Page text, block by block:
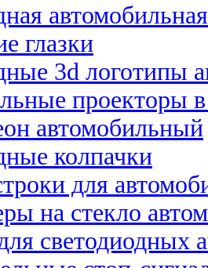
глазки
3d логотипы
проекторы
автомобильный
колпачки
для
на стекло
светодиодных